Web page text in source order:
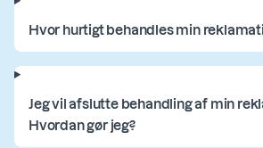
Hvor hurtigt behandles min
Jeg vil afslutte behandling af min
Hvordan gør jeg?